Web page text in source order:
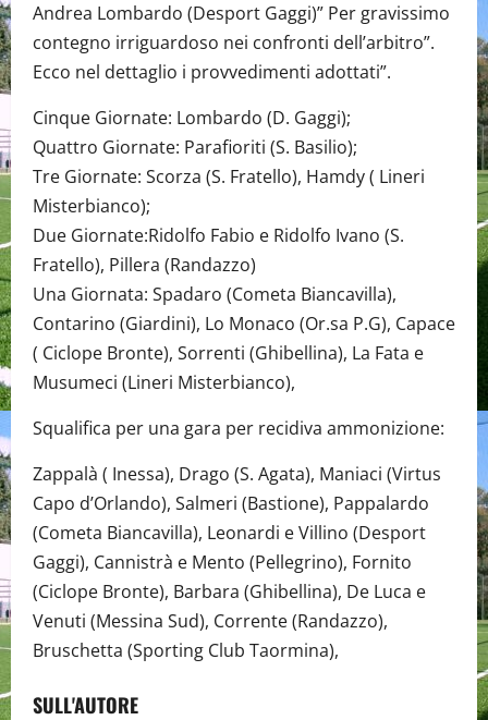
Andrea Lombardo (Desport Gaggi)” Per gravissimo
contegno irriguardoso nei confronti dell’arbitro”.
Ecco nel dettaglio i provvedimenti adottati”.
Cinque Giornate: Lombardo (D. Gaggi);
Quattro Giornate: Parafioriti (S. Basilio);
Tre Giornate: Scorza (S. Fratello), Hamdy ( Lineri
Misterbianco);
Due Giornate:Ridolfo Fabio e Ridolfo Ivano (S.
Fratello), Pillera (Randazzo)
Una Giornata: Spadaro (Cometa Biancavilla),
Contarino (Giardini), Lo Monaco (Or.sa P.G), Capace
( Ciclope Bronte), Sorrenti (Ghibellina), La Fata e
Musumeci (Lineri Misterbianco),
Squalifica per una gara per recidiva ammonizione:
Zappalà ( Inessa), Drago (S. Agata), Maniaci (Virtus
Capo d’Orlando), Salmeri (Bastione), Pappalardo
(Cometa Biancavilla), Leonardi e Villino (Desport
Gaggi), Cannistrà e Mento (Pellegrino), Fornito
(Ciclope Bronte), Barbara (Ghibellina), De Luca e
Venuti (Messina Sud), Corrente (Randazzo),
Bruschetta (Sporting Club Taormina),
SULL'AUTORE